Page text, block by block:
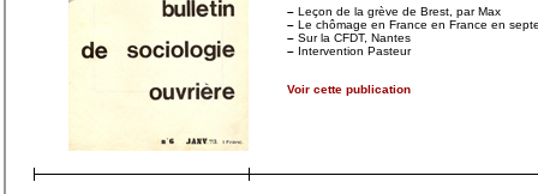
– Leçon de la grève de Brest, par Max
– Le chômage en France en France en
– Sur la CFDT, Nantes
– Intervention Pasteur
Voir cette publication